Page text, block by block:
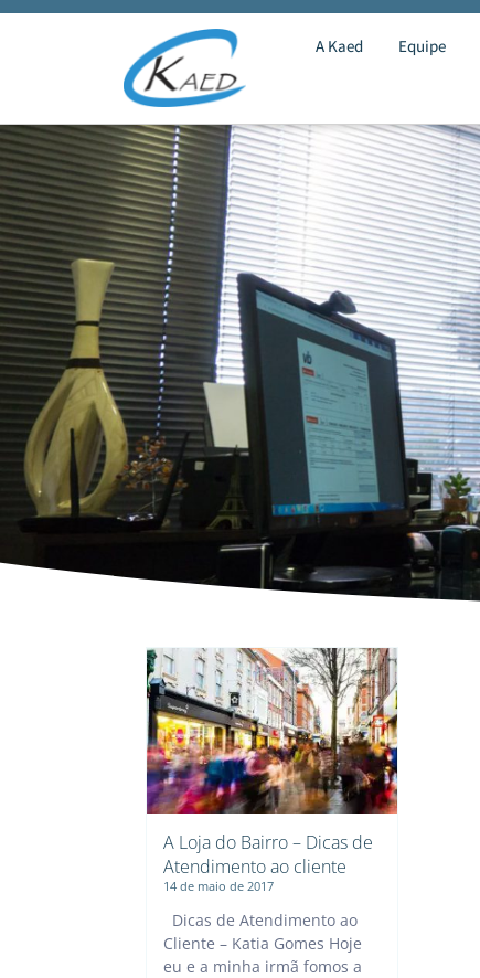
A Kaed Equipe
A Loja do Bairro – Dicas de
Atendimento ao cliente
14 de maio de 2017
Dicas de Atendimento ao
Cliente – Katia Gomes Hoje
eu e a minha irmã fomos a